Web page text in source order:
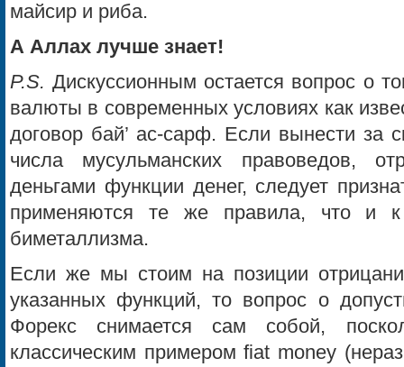
майсир и риба.
А Аллах лучше знает!
P.S. Дискуссионным остается вопрос о
валюты в современных условиях как
договор бай’ ас-сарф. Если вынести за
числа мусульманских правоведов,
деньгами функции денег, следует
применяются те же правила, что и
биметаллизма.
Если же мы стоим на позиции
указанных функций, то вопрос о
Форекс снимается сам собой,
классическим примером fiat money